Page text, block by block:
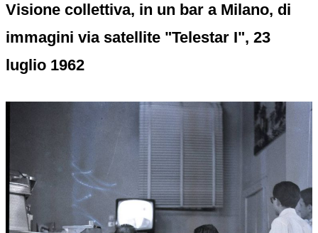
Visione collettiva, in un bar a Milano, di
immagini via satellite "Telestar I", 23
luglio 1962